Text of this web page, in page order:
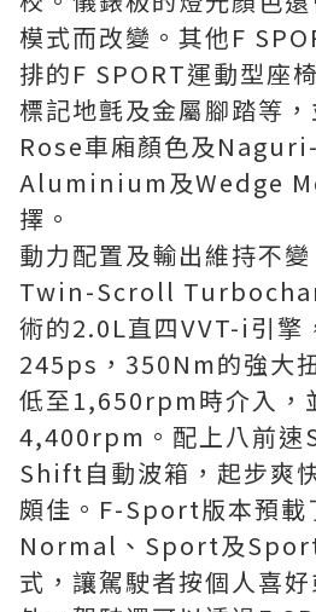
模式而改變。其他F
排的F SPORT運動型座
標記地氈及金屬腳踏等
Rose車廂顏色及
Aluminium及Wedge
擇。
動力配置及輸出維持不
Twin-Scroll
術的2.0L直四VVT-i引擎
245ps，350Nm的強大
低至1,650rpm時介入，
4,400rpm。配上八前
Shift自動波箱，起步爽
頗佳。F-Sport版本預載
Normal、Sport及
式，讓駕駛者按個人喜